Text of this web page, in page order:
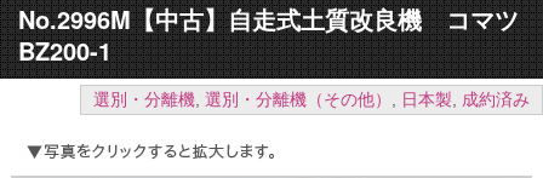
No.2996M【中古】自走式土質改良機 コマツ
BZ200-1
選別・分離機, 選別・分離機（その他） , 日本製, 成約済み